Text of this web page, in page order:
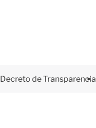
Decreto de Transparencia